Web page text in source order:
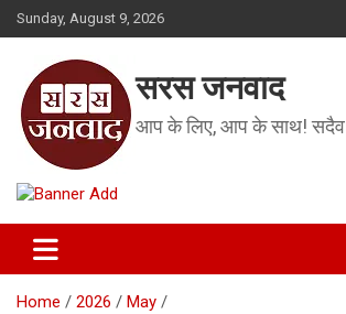
Skip
to
Sunday, August 9, 2026
सरस जनवाद
आप के लिए, आप के साथ! सदैव
Home 2026
May